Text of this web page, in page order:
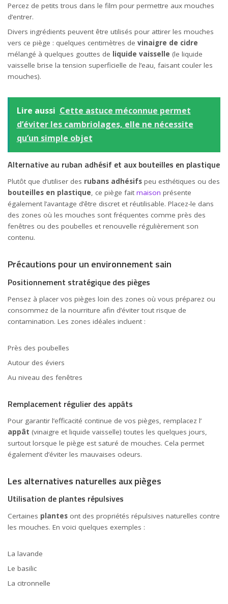
Percez de petits trous dans le film pour permettre aux mouches
d’entrer.
Divers ingrédients peuvent être utilisés pour attirer les mouches
vers ce piège : quelques centimètres de vinaigre de cidre
mélangé à quelques gouttes de liquide vaisselle (le liquide
vaisselle brise la tension superficielle de l’eau, faisant couler les
mouches).
Lire aussi Cette astuce méconnue permet
d’éviter les cambriolages, elle ne nécessite
qu’un simple objet
Alternative au ruban adhésif et aux bouteilles en plastique
Plutôt que d’utiliser des rubans adhésifs peu esthétiques ou des
bouteilles en plastique, ce piège fait maison présente
également l’avantage d’être discret et réutilisable. Placez-le dans
des zones où les mouches sont fréquentes comme près des
fenêtres ou des poubelles et renouvelle régulièrement son
contenu.
Précautions pour un environnement sain
Positionnement stratégique des pièges
Pensez à placer vos pièges loin des zones où vous préparez ou
consommez de la nourriture afin d’éviter tout risque de
contamination. Les zones idéales incluent :
Près des poubelles
Autour des éviers
Au niveau des fenêtres
Remplacement régulier des appâts
Pour garantir l’efficacité continue de vos pièges, remplacez l’
appât (vinaigre et liquide vaisselle) toutes les quelques jours,
surtout lorsque le piège est saturé de mouches. Cela permet
également d’éviter les mauvaises odeurs.
Les alternatives naturelles aux pièges
Utilisation de plantes répulsives
Certaines plantes ont des propriétés répulsives naturelles contre
les mouches. En voici quelques exemples :
La lavande
Le basilic
La citronnelle